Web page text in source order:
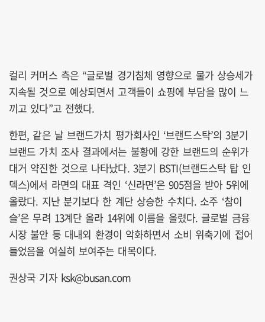
컬리 커머스 측은 “글로벌 경기침체 영향으로 물가 상승세가
지속될 것으로 예상되면서 고객들이 쇼핑에 부담을 많이 느
끼고 있다”고 전했다.
한편, 같은 날 브랜드가치 평가회사인 ‘브랜드스탁’의 3분기
브랜드 가치 조사 결과에서는 불황에 강한 브랜드의 순위가
대거 약진한 것으로 나타났다. 3분기 BSTI(브랜드스탁 탑 인
덱스)에서 라면의 대표 격인 ‘신라면’은 905점을 받아 5위에
올랐다. 지난 분기보다 한 계단 상승한 수치다. 소주 ‘참이
슬’은 무려 13계단 올라 14위에 이름을 올렸다. 글로벌 금융
시장 불안 등 대내외 환경이 악화하면서 소비 위축기에 접어
들었음을 여실히 보여주는 대목이다.
권상국 기자 ksk@busan.com